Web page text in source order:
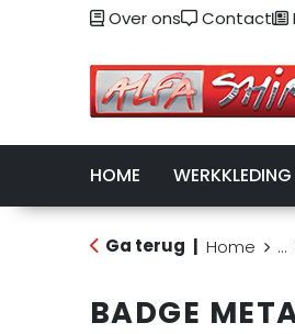
Over ons Contact
HOME WERKKLEDING
Ga terug Home ...
BADGE